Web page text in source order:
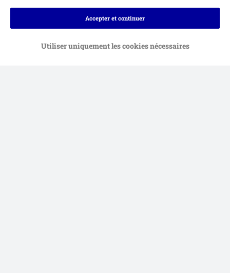
Utiliser uniquement les cookies nécessaires
Accepter et continuer